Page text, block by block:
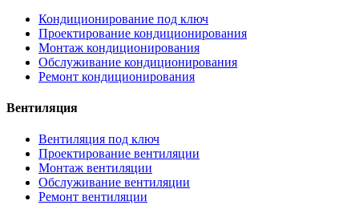
Кондиционирование под ключ
Проектирование кондиционирования
Монтаж кондиционирования
Обслуживание кондиционирования
Ремонт кондиционирования
Вентиляция
Вентиляция под ключ
Проектирование вентиляции
Монтаж вентиляции
Обслуживание вентиляции
Ремонт вентиляции